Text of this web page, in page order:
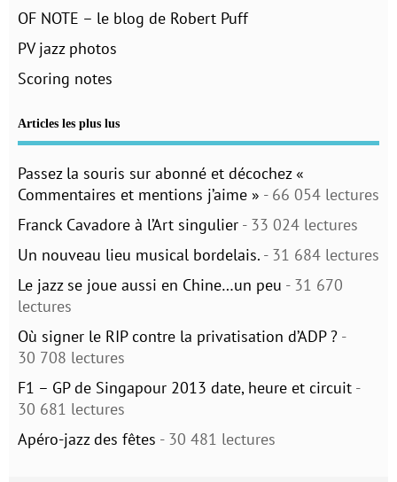
OF NOTE – le blog de Robert Puff
PV jazz photos
Scoring notes
Articles les plus lus
Passez la souris sur abonné et décochez «
Commentaires et mentions j’aime » - 66 054 lectures
Franck Cavadore à l’Art singulier - 33 024 lectures
Un nouveau lieu musical bordelais. - 31 684 lectures
Le jazz se joue aussi en Chine…un peu - 31 670
lectures
Où signer le RIP contre la privatisation d’ADP ? -
30 708 lectures
F1 – GP de Singapour 2013 date, heure et circuit -
30 681 lectures
Apéro-jazz des fêtes - 30 481 lectures